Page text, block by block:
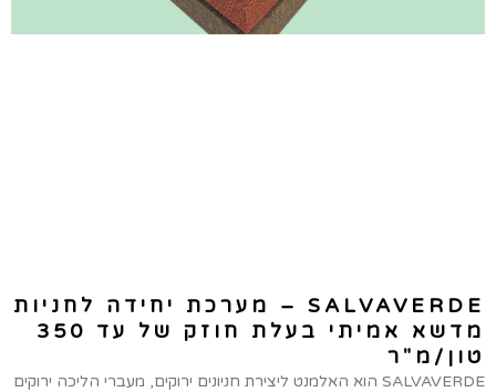
SALVAVERDE – מערכת יחידה לחניות
מדשא אמיתי בעלת חוזק של עד 350
טון/מ"ר
SALVAVERDE הוא האלמנט ליצירת חניונים ירוקים, מעברי הליכה ירוקים